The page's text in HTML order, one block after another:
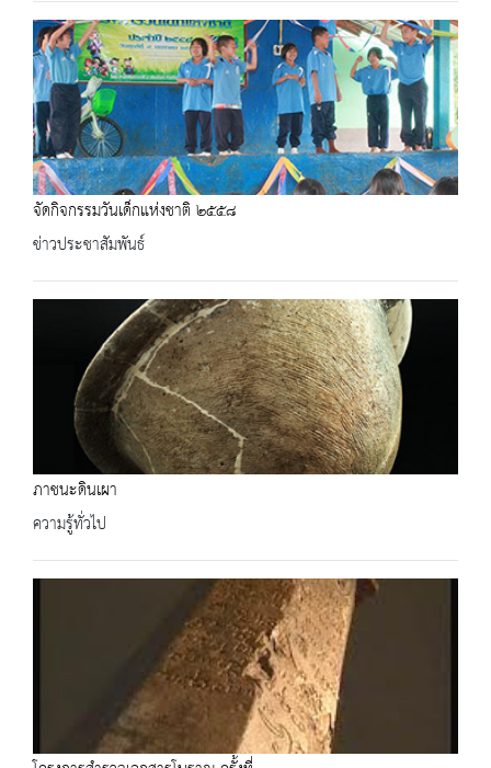
จัดกิจกรรมวันเด็กแห่งชาติ ๒๕๕๘
ข่าวประชาสัมพันธ์
ภาชนะดินเผา
ความรู้ทั่วไป